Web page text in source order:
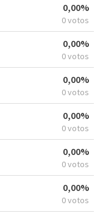
0,00%
0 votos
0,00%
0 votos
0,00%
0 votos
0,00%
0 votos
0,00%
0 votos
0,00%
0 votos